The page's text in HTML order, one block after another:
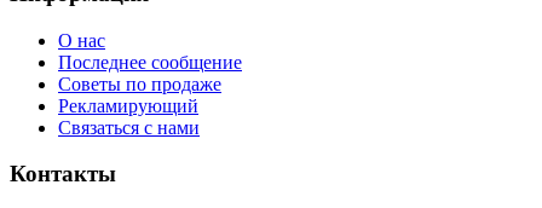
О нас
Последнее сообщение
Советы по продаже
Рекламирующий
Связаться с нами
Контакты